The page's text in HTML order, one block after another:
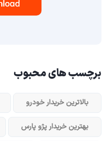
برچسب های محبوب
بالاترین خریدار خودرو
بهترین خریدار پژو پارس